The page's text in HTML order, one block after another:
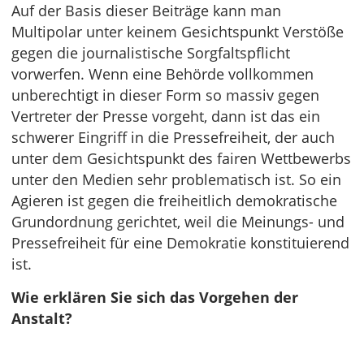
Auf der Basis dieser Beiträge kann man
Multipolar unter keinem Gesichtspunkt Verstöße
gegen die journalistische Sorgfaltspflicht
vorwerfen. Wenn eine Behörde vollkommen
unberechtigt in dieser Form so massiv gegen
Vertreter der Presse vorgeht, dann ist das ein
schwerer Eingriff in die Pressefreiheit, der auch
unter dem Gesichtspunkt des fairen Wettbewerbs
unter den Medien sehr problematisch ist. So ein
Agieren ist gegen die freiheitlich demokratische
Grundordnung gerichtet, weil die Meinungs- und
Pressefreiheit für eine Demokratie konstituierend
ist.
Wie erklären Sie sich das Vorgehen der
Anstalt?